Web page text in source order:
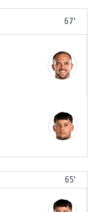
67'
65'